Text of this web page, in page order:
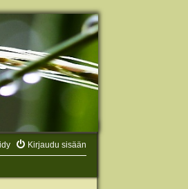
Kirjaudu sisään